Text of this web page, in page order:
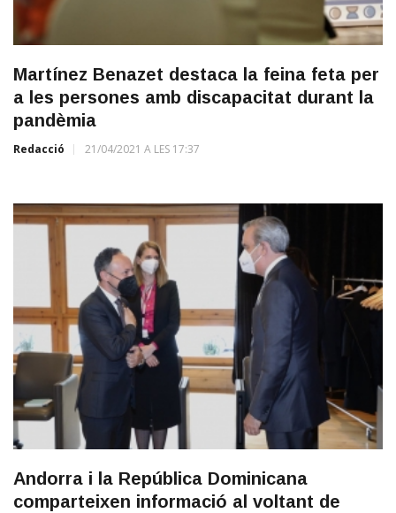
Martínez Benazet destaca la feina feta per
a les persones amb discapacitat durant la
pandèmia
Redacció 21/04/2021 A LES 17:37
Andorra i la República Dominicana
comparteixen informació al voltant de